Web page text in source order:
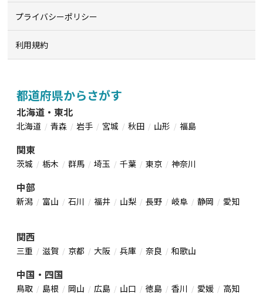
プライバシーポリシー
利用規約
都道府県からさがす
北海道・東北
北海道 青森 岩手 宮城 秋田 山形 福島
関東
茨城 栃木 群馬 埼玉 千葉 東京 神奈川
中部
新潟 富山 石川 福井 山梨 長野 岐阜 静岡 愛知
関西
三重 滋賀 京都 大阪 兵庫 奈良 和歌山
中国・四国
鳥取 島根 岡山 広島 山口 徳島 香川 愛媛 高知